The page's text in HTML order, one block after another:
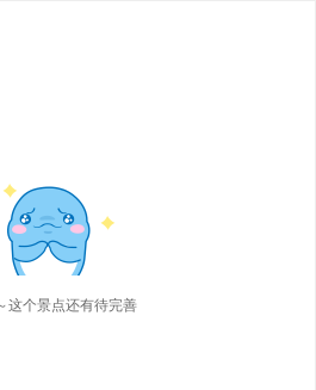
这个景点还有待完善